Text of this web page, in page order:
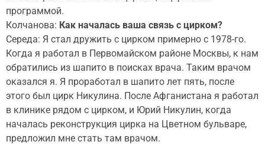
программой.
Колчанова: Как началась ваша связь с цирком?
Середа: Я стал дружить с цирком примерно с 1978-го.
Когда я работал в Первомайском районе Москвы, к нам
обратились из шапито в поисках врача. Таким врачом
оказался я. Я проработал в шапито лет пять, после
этого был цирк Никулина. После Афганистана я работал
в клинике рядом с цирком, и Юрий Никулин, когда
началась реконструкция цирка на Цветном бульваре,
предложил мне стать там врачом.